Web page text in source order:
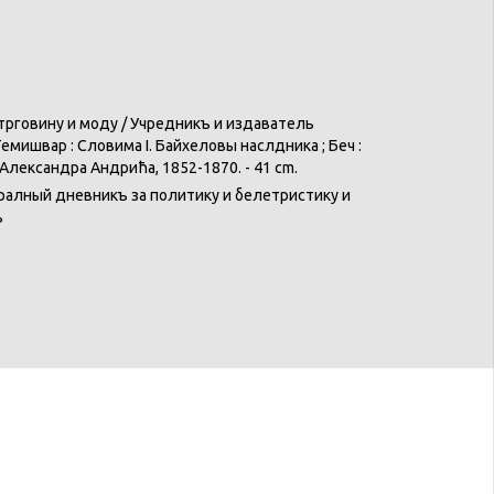
и моду / Учредникъ и издаватель
: Словима І. Байхеловы наслѣдника ; Беч :
Андрића, 1852-1870. - 41 cm.
дневникъ за политику и белетристику и